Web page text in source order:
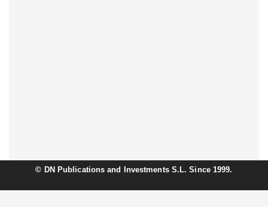
© DN Publications and Investments S.L. Since 1999.